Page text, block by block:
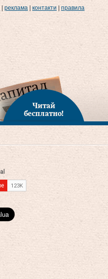
реклама контакти правила
Читай
бесплатно!